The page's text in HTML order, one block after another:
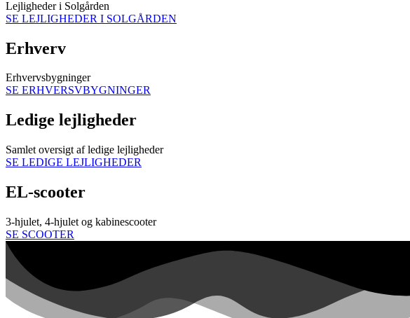
Lejligheder i Solgården
SE LEJLIGHEDER I SOLGÅRDEN
Erhverv
Erhvervsbygninger
SE ERHVERSVBYGNINGER
Ledige lejligheder
Samlet oversigt af ledige lejligheder
SE LEDIGE LEJLIGHEDER
EL-scooter
3-hjulet, 4-hjulet og kabinescooter
SE SCOOTER